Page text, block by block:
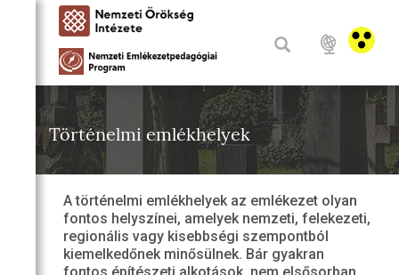
Történelmi emlékhelyek
A történelmi emlékhelyek az emlékezet olyan
fontos helyszínei, amelyek nemzeti, felekezeti,
regionális vagy kisebbségi szempontból
kiemelkedőnek minősülnek. Bár gyakran